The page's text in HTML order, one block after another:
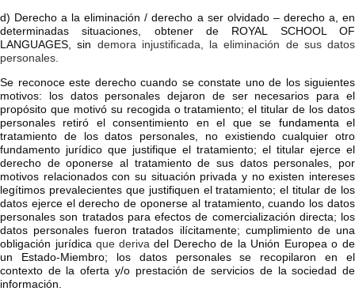
d) Derecho a la eliminación / derecho a ser olvidado – derecho a, en
determinadas situaciones, obtener de ROYAL SCHOOL OF
LANGUAGES , sin demora injustificada, la eliminación de sus datos
personales.
Se reconoce este derecho cuando se constate uno de los siguientes
motivos: los datos personales dejaron de ser necesarios para el
propósito que motivó su recogida o tratamiento; el titular de los datos
personales retiró el consentimiento en el que se fundamenta el
tratamiento de los datos personales, no existiendo cualquier otro
fundamento jurídico que justifique el tratamiento; el titular ejerce el
derecho de oponerse al tratamiento de sus datos personales, por
motivos relacionados con su situación privada y no existen intereses
legítimos prevalecientes que justifiquen el tratamiento; el titular de los
datos ejerce el derecho de oponerse al tratamiento, cuando los datos
personales son tratados para efectos de comercialización directa; los
datos personales fueron tratados ilícitamente; cumplimiento de una
obligación jurídicaque derivadel Derecho de la Unión Europea o de
un Estado-Miembro; los datos personales se recopilaron en el
contexto de la oferta y/o prestación de servicios de la sociedad de
información.